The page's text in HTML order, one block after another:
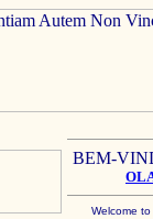
BEM-
Welcome